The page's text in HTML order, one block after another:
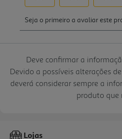
Deve confirmar a
Devido a possíveis alterações
deverá considerar sempre a
produto que
Lojas